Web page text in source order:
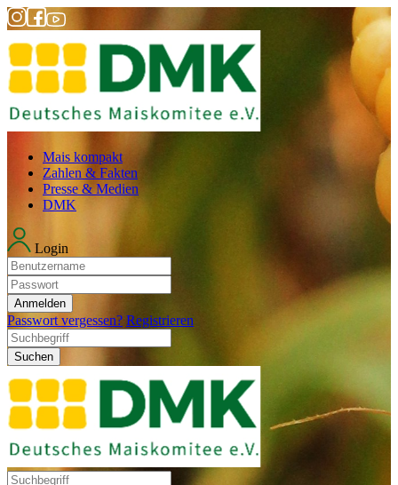
Mais kompakt
Zahlen & Fakten
Presse & Medien
DMK
Login
Anmelden
Passwort vergessen? Registrieren
Suchen